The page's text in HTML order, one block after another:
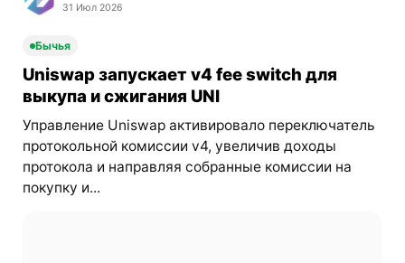
31 Июл 2026
Бычья
Uniswap запускает v4 fee switch для
выкупа и сжигания UNI
Управление Uniswap активировало переключатель
протокольной комиссии v4, увеличив доходы
протокола и направляя собранные комиссии на
покупку и...